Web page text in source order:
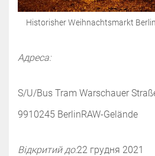
Historisher Weihnachtsmarkt
Адреса:
S/U/Bus Tram Warschauer
99‌‌10245 Berlin‌‌RAW-Gelände
Відкритий до:‌‌‌‌22 грудня 2021